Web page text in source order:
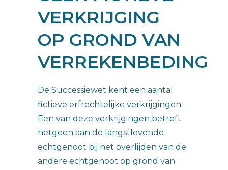
VERKRIJGING
OP GROND VAN
VERREKENBEDING
De Successiewet kent een aantal
fictieve erfrechtelijke verkrijgingen.
Een van deze verkrijgingen betreft
hetgeen aan de langstlevende
echtgenoot bij het overlijden van de
andere echtgenoot op grond van